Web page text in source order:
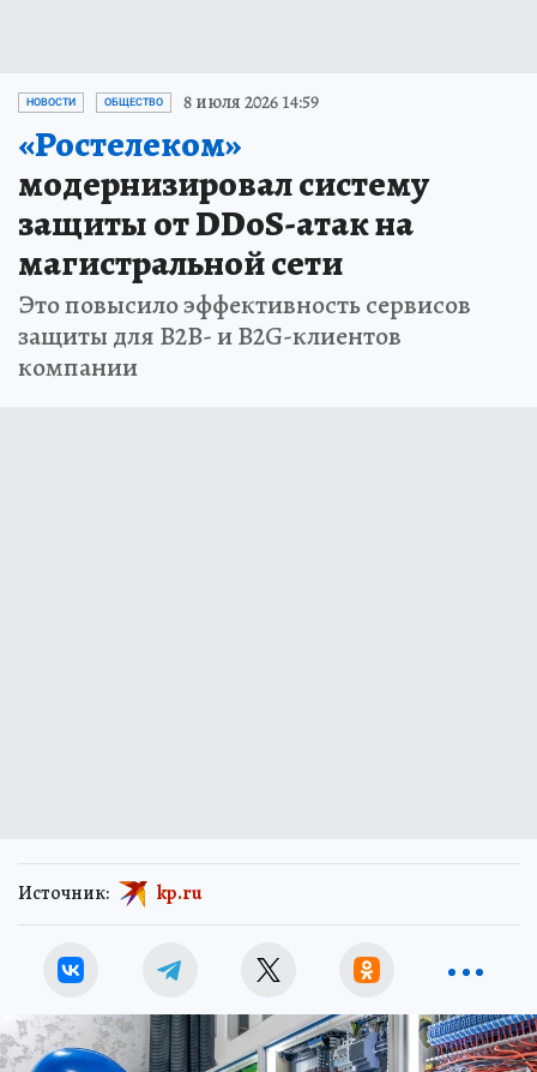
НОВОСТИ ОБЩЕСТВО 8 июля 2026 14:59
«Ростелеком»
модернизировал систему
защиты от DDoS-атак на
магистральной сети
Это повысило эффективность сервисов
защиты для B2B- и B2G-клиентов
компании
Источник: kp.ru